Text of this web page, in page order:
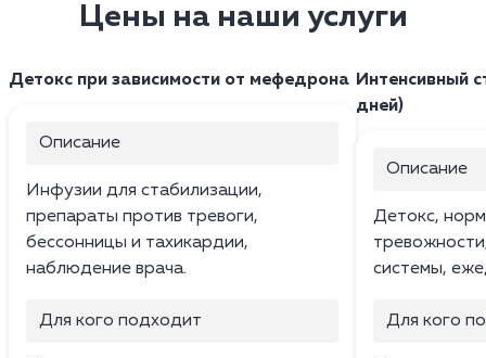
Цены на наши услуги
Детокс при зависимости от мефедрона
Описание
Инфузии для стабилизации,
препараты против тревоги,
бессонницы и тахикардии,
наблюдение врача.
Для кого подходит
Интенсивный
дней)
Описание
Детокс,
системы,
Для кого